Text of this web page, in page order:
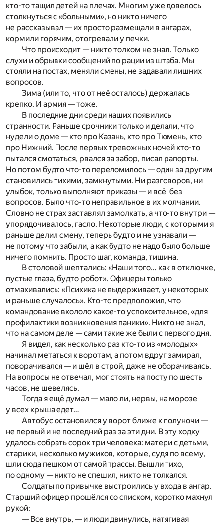
кто-то тащил детей на плечах. Многим уже довелось
столкнуться с «больными», но никто ничего
не рассказывал — их просто размещали в ангарах,
кормили горячим, отогревали у печки.
Что происходит — никто толком не знал. Только
слухи и обрывки сообщений по рации из штаба. Мы
стояли на постах, меняли смены, не задавали лишних
вопросов.
Зима (или то, что от неё осталось) держалась
крепко. И армия — тоже.
В последние дни среди наших появились
странности. Раньше срочники только и делали, что
нудели о доме — кто про Казань, кто про Тюмень, кто
про Нижний. После первых тревожных ночей кто-то
пытался смотаться, рвался за забор, писал рапорты.
Но потом будто что-то переломилось — один за другим
становились тихими, замкнутыми. Ни разговоров, ни
улыбок, только выполняют приказы — и всё, без
вопросов. Было что-то неправильное в их молчании.
Словно не страх заставлял замолкать, а что-то внутри —
упорядочивалось, гасло. Некоторые люди, с которыми я
раньше делил смену, теперь будто и не узнавали —
не потому что забыли, а как будто не надо было больше
ничего помнить. Просто шаг, команда, тишина.
В столовой шептались: «Наши того… как в отключке,
пустые глаза, будто робот». Офицеры только
отмахивались: «Психика не выдерживает, у некоторых
и раньше случалось». Кто-то предположил, что
командование вкололо какое-то успокоительное, «для
профилактики возникновения паники». Никто не знал,
что на самом деле — сами такие же были с первого дня.
Я видел, как несколько раз кто-то из «молодых»
начинал метаться к воротам, а потом вдруг замирал,
поворачивался — и шёл в строй, даже не оборачиваясь.
На вопросы не отвечал, мог стоять на посту по шесть
часов, не шевелясь.
Тогда я ещё думал — мало ли, нервы, на морозе
у всех крыша едет…
Автобус остановился у ворот ближе к полуночи —
не первый и не последний раз за эти дни. В эту ходку
удалось собрать сорок три человека: матери с детьми,
старики, несколько мужиков, которые, судя по всему,
шли сюда пешком от самой трассы. Вышли тихо,
по одному — никто не спешил, никто не толкался.
Солдаты по привычке выстроились у входа в ангар.
Старший офицер прошёлся со списком, коротко махнул
рукой:
— Все внутрь, — и люди двинулись, натягивая